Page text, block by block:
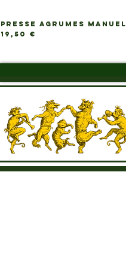
PRESSE AGRUMES MANUEL
Prix
19,50 €